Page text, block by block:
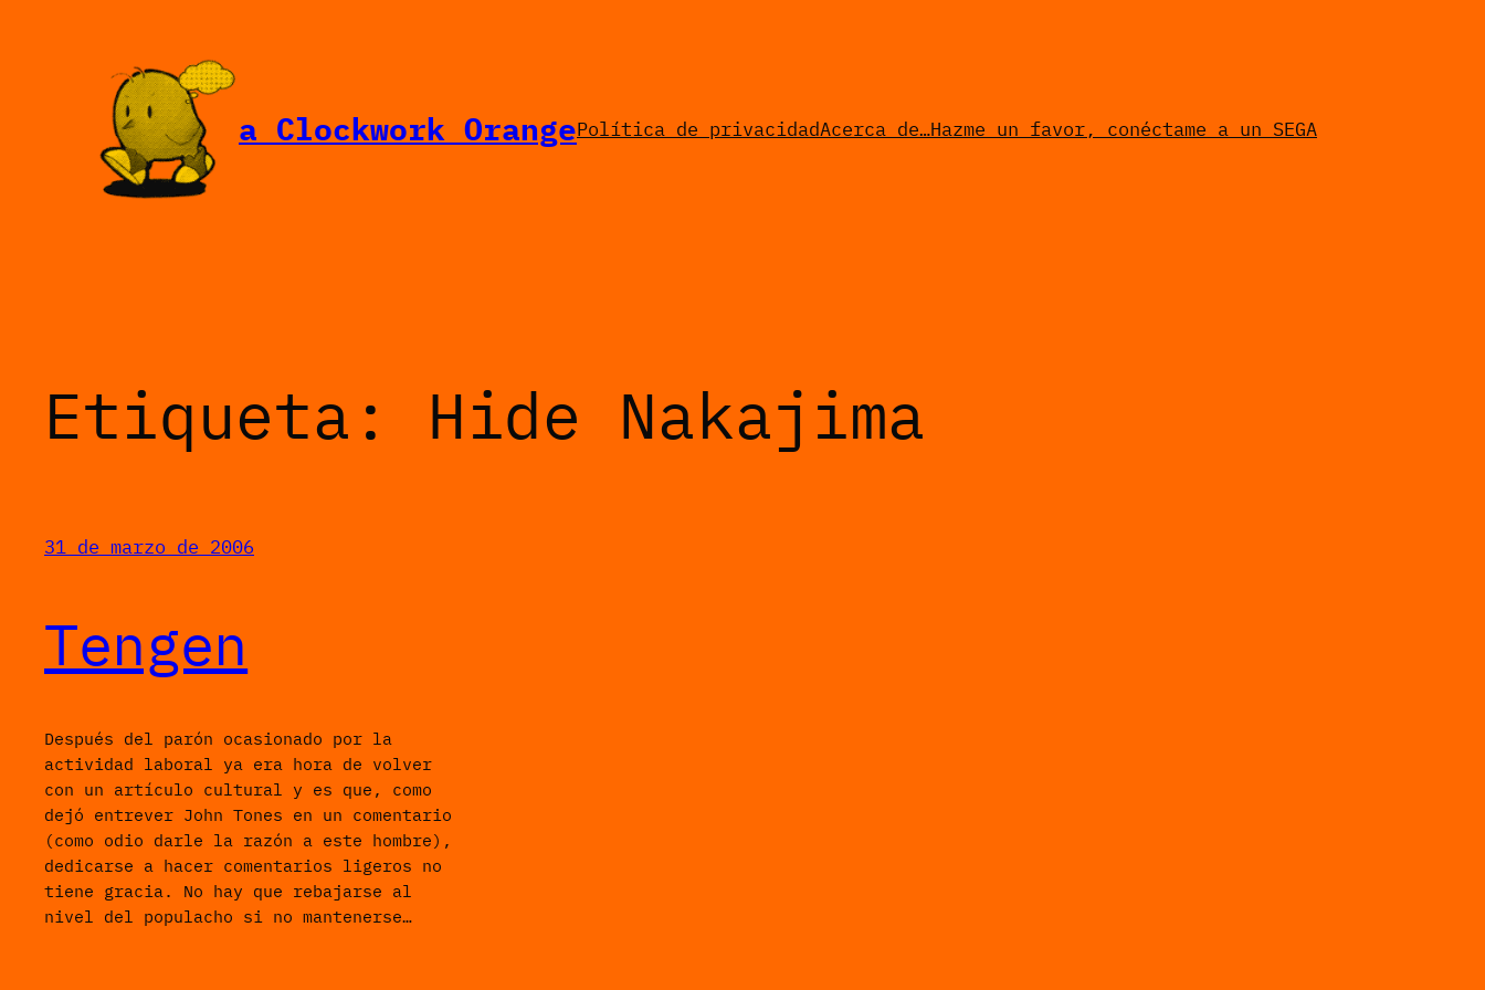
a Clockwork OrangePolítica de privacidadAcerca de…Hazme un favor, conéctame a un SEGA
Etiqueta: Hide Nakajima
31 de marzo de 2006
Tengen
Después del parón ocasionado por la
actividad laboral ya era hora de volver
con un artículo cultural y es que, como
dejó entrever John Tones en un comentario
(como odio darle la razón a este hombre),
dedicarse a hacer comentarios ligeros no
tiene gracia. No hay que rebajarse al
nivel del populacho si no mantenerse…